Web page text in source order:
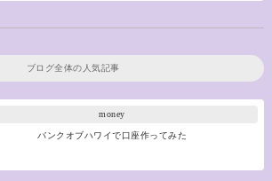
ブログ全体の人気記事
money
バンクオブハワイで口座作ってみた